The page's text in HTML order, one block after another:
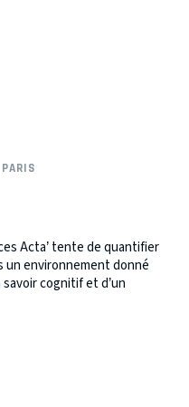
PARIS
Acta’ tente de quantifier
un environnement donné
savoir cognitif et d’un